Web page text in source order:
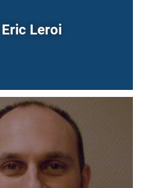
Eric Leroi